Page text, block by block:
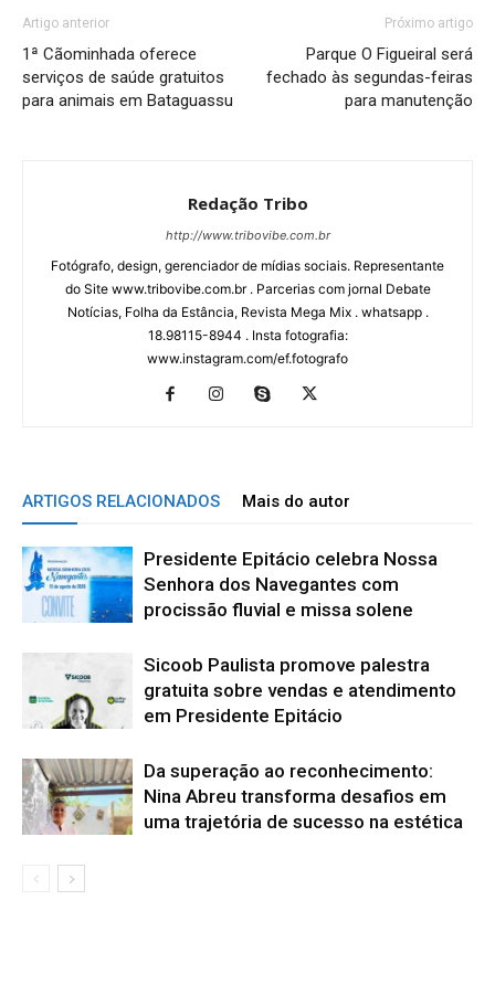
Artigo anterior
1ª Cãominhada oferece
serviços de saúde gratuitos
para animais em Bataguassu
Próximo artigo
Parque O Figueiral será
fechado às segundas-feiras
para manutenção
Redação Tribo
http://www.tribovibe.com.br
Fotógrafo, design, gerenciador de mídias sociais. Representante
do Site www.tribovibe.com.br . Parcerias com jornal Debate
Notícias, Folha da Estância, Revista Mega Mix . whatsapp .
18.98115-8944 . Insta fotografia:
www.instagram.com/ef.fotografo
ARTIGOS RELACIONADOS Mais do autor
Presidente Epitácio celebra Nossa
Senhora dos Navegantes com
procissão fluvial e missa solene
Sicoob Paulista promove palestra
gratuita sobre vendas e atendimento
em Presidente Epitácio
Da superação ao reconhecimento:
Nina Abreu transforma desafios em
uma trajetória de sucesso na estética